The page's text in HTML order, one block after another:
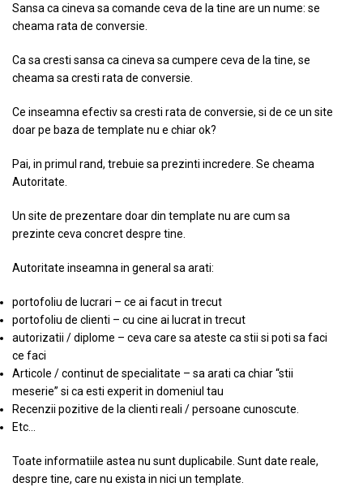
Sansa ca cineva sa comande ceva de la tine are un nume: se
cheama rata de conversie.
Ca sa cresti sansa ca cineva sa cumpere ceva de la tine, se
cheama sa cresti rata de conversie.
Ce inseamna efectiv sa cresti rata de conversie, si de ce un site
doar pe baza de template nu e chiar ok?
Pai, in primul rand, trebuie sa prezinti incredere. Se cheama
Autoritate.
Un site de prezentare doar din template nu are cum sa
prezinte ceva concret despre tine.
Autoritate inseamna in general sa arati:
portofoliu de lucrari – ce ai facut in trecut
portofoliu de clienti – cu cine ai lucrat in trecut
autorizatii / diplome – ceva care sa ateste ca stii si poti sa faci
ce faci
Articole / continut de specialitate – sa arati ca chiar “stii
meserie” si ca esti experit in domeniul tau
Recenzii pozitive de la clienti reali / persoane cunoscute.
Etc…
Toate informatiile astea nu sunt duplicabile. Sunt date reale,
despre tine, care nu exista in nici un template.